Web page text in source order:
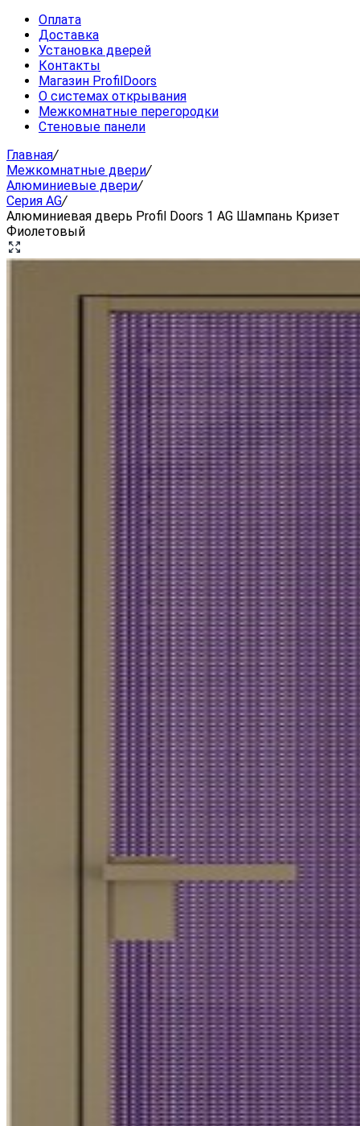
Оплата
Доставка
Установка дверей
Контакты
Магазин ProfilDoors
О системах открывания
Межкомнатные перегородки
Стеновые панели
Главная/
Межкомнатные двери/
Алюминиевые двери/
Серия AG/
Алюминиевая дверь Profil Doors 1 AG Шампань Кризет
Фиолетовый